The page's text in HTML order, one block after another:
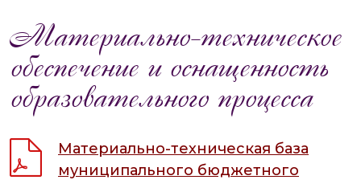
Материально-техническое
обеспечение и оснащенность
образовательного процесса
Материально-техническая база
муниципального бюджетного